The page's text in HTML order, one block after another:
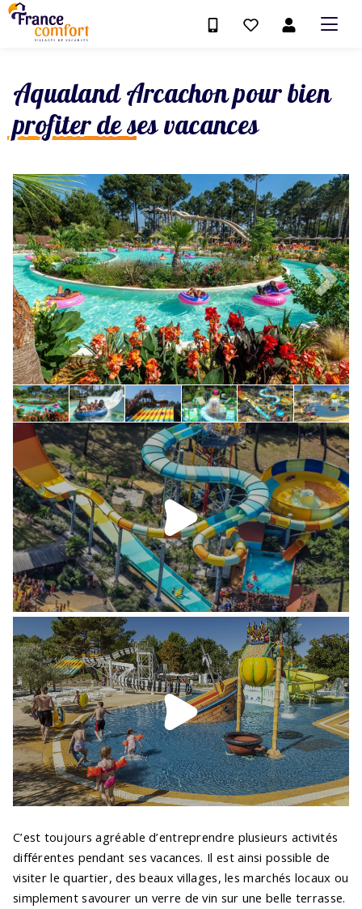
Aqualand Arcachon pour bien
profiter de ses vacances
C’est toujours agréable d’entreprendre plusieurs activités
différentes pendant ses vacances. Il est ainsi possible de
visiter le quartier, des beaux villages, les marchés locaux ou
simplement savourer un verre de vin sur une belle terrasse.